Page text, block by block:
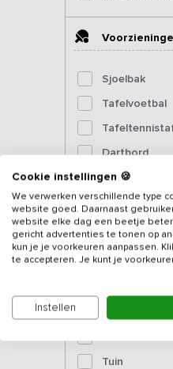
Sjoelbak
Tafelvoetbal
Dartbord
Pooltafel
Biljart
Bioscoop
Tuin
Cookie instellingen 🍪
We verwerken verschillende type
website goed. Daarnaast
website elke dag een beetje beter
gericht advertenties te tonen op
kun je je voorkeuren aanpassen.
te accepteren. Je kunt je
Instellen